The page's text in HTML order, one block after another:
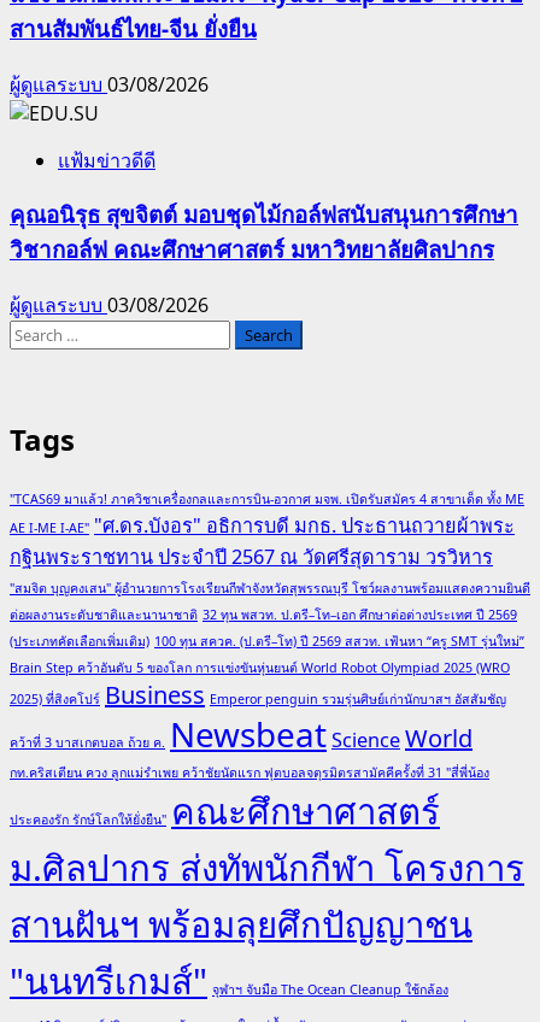
สานสัมพันธ์ไทย-จีน ยั่งยืน
ผู้ดูแลระบบ 03/08/2026
แฟ้มข่าวดีดี
คุณอนิรุธ สุขจิตต์ มอบชุดไม้กอล์ฟสนับสนุนการศึกษา
วิชากอล์ฟ คณะศึกษาศาสตร์ มหาวิทยาลัยศิลปากร
ผู้ดูแลระบบ 03/08/2026
Search
Tags
"TCAS69 มาแล้ว! ภาควิชาเครื่องกลและการบิน-อวกาศ มจพ. เปิดรับสมัคร 4 สาขาเด็ด ทั้ง ME
AE I-ME I-AE" "ศ.ดร.บังอร" อธิการบดี มกธ. ประธานถวายผ้าพระ
กฐินพระราชทาน ประจำปี 2567 ณ วัดศรีสุดาราม วรวิหาร
"สมจิต บุญคงเสน" ผู้อำนวยการโรงเรียนกีฬาจังหวัดสุพรรณบุรี โชว์ผลงานพร้อมแสดงความยินดี
ต่อผลงานระดับชาติและนานาชาติ 32 ทุน พสวท. ป.ตรี–โท–เอก ศึกษาต่อต่างประเทศ ปี 2569
(ประเภทคัดเลือกเพิ่มเติม) 100 ทุน สควค. (ป.ตรี–โท) ปี 2569 สสวท. เฟ้นหา “ครู SMT รุ่นใหม่”
Brain Step คว้าอันดับ 5 ของโลก การแข่งขันหุ่นยนต์ World Robot Olympiad 2025 (WRO
2025) ที่สิงคโปร์ Business Emperor penguin รวมรุ่นศิษย์เก่านักบาสฯ อัสสัมชัญ
คว้าที่ 3 บาสเกตบอล ถ้วย ค. NewsbeatScienceWorld
กท.คริสเตียน ควง ลูกแม่รำเพย คว้าชัยนัดแรก ฟุตบอลจตุรมิตรสามัคคีครั้งที่ 31 "สี่พี่น้อง
ประคองรัก รักษ์โลกให้ยั่งยืน" คณะศึกษาศาสตร์
ม.ศิลปากร ส่งทัพนักกีฬา โครงการ
สานฝันฯ พร้อมลุยศึกปัญญาชน
"นนทรีเกมส์" จุฬาฯ จับมือ The Ocean Cleanup ใช้กล้อง